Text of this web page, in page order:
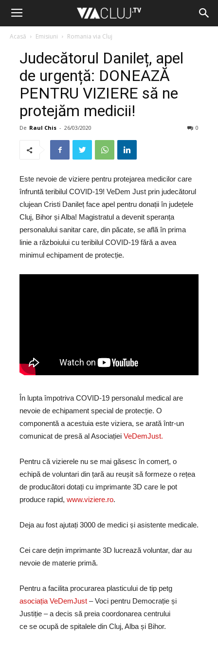
Acasă Emisiuni Romania via Cluj
Judecătorul Danileț, apel
de urgență: DONEAZĂ
PENTRU VIZIERE să ne
protejăm medicii!
De Raul Chis - 26/03/2020 0
Este nevoie de viziere pentru protejarea medicilor care
înfruntă teribilul COVID-19! VeDem Just prin judecătorul
clujean Cristi Danileț face apel pentru donații în județele
Cluj, Bihor și Alba! Magistratul a devenit speranța
personalului sanitar care, din păcate, se află în prima
linie a războiului cu teribilul COVID-19 fără a avea
minimul echipament de protecție.
În lupta împotriva COVID-19 personalul medical are
nevoie de echipament special de protecție. O
componentă a acestuia este viziera, se arată într-un
comunicat de presă al Asociației VeDemJust.
Pentru că vizierele nu se mai găsesc în comerț, o
echipă de voluntari din țară au reușit să formeze o rețea
de producători dotați cu imprimante 3D care le pot
produce rapid, www.viziere.ro.
Deja au fost ajutați 3000 de medici și asistente medicale.
Cei care dețin imprimante 3D lucrează voluntar, dar au
nevoie de materie primă.
Pentru a facilita procurarea plasticului de tip petg
asociația VeDemJust – Voci pentru Democrație și
Justiție – a decis să preia coordonarea centrului
ce se ocupă de spitalele din Cluj, Alba și Bihor.